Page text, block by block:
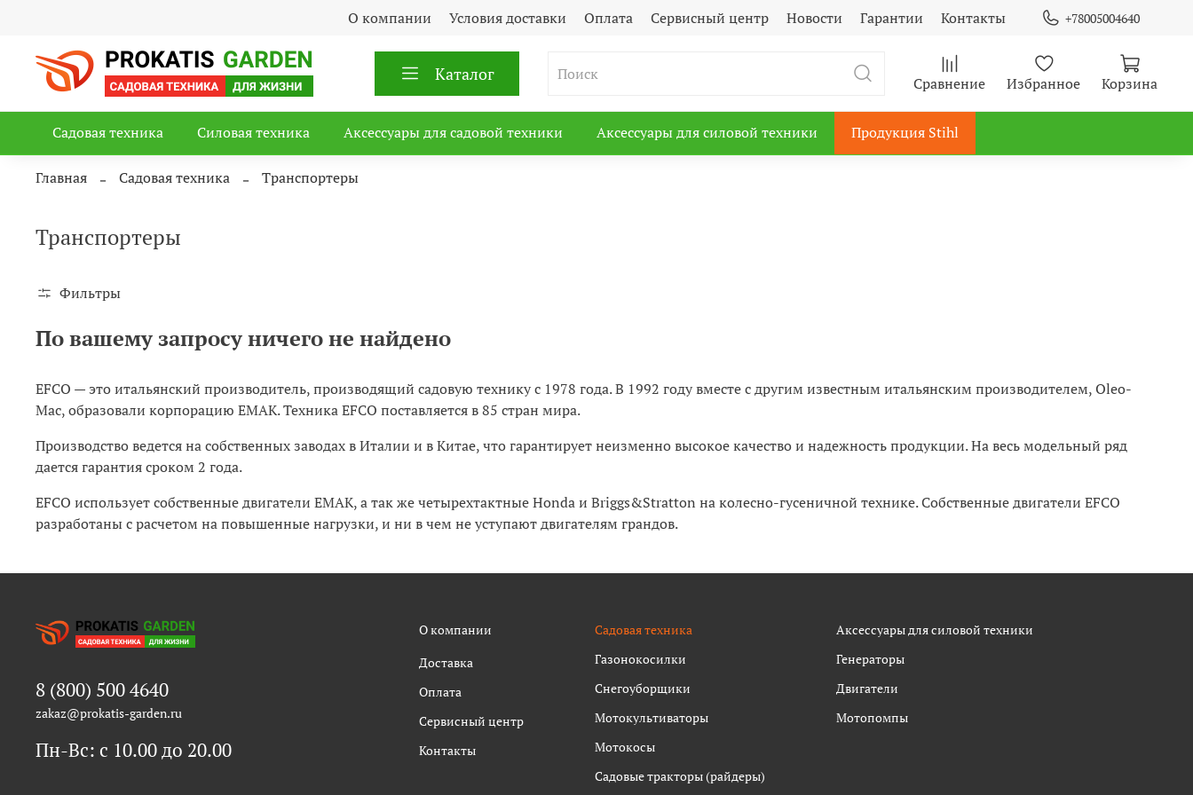
О компании Условия доставки Оплата Сервисный центр Новости Гарантии Контакты +78005004640
Каталог Сравнение Избранное Корзина
Садовая техника Силовая техника Аксессуары для садовой техники Аксессуары для силовой техники Продукция Stihl
Главная Садовая техника Транспортеры
Транспортеры
Фильтры
По вашему запросу ничего не найдено
EFCO — это итальянский производитель, производящий садовую технику с 1978 года. В 1992 году вместе с другим известным итальянским производителем, Oleo-
Mac, образовали корпорацию EMAK. Техника EFCO поставляется в 85 стран мира.
Производство ведется на собственных заводах в Италии и в Китае, что гарантирует неизменно высокое качество и надежность продукции. На весь модельный ряд
дается гарантия сроком 2 года.
EFCO использует собственные двигатели EMAK, а так же четырехтактные Honda и Briggs&Stratton на колесно-гусеничной технике. Собственные двигатели EFCO
разработаны с расчетом на повышенные нагрузки, и ни в чем не уступают двигателям грандов.
О компании
Доставка
Оплата
Сервисный центр
Контакты
Садовая техника
Газонокосилки
Снегоуборщики
Мотокультиваторы
Мотокосы
Садовые тракторы (райдеры)
Аксессуары для силовой техники
Генераторы
Двигатели
Мотопомпы
8 (800) 500 4640
zakaz@prokatis-garden.ru
Пн-Вс: с 10.00 до 20.00